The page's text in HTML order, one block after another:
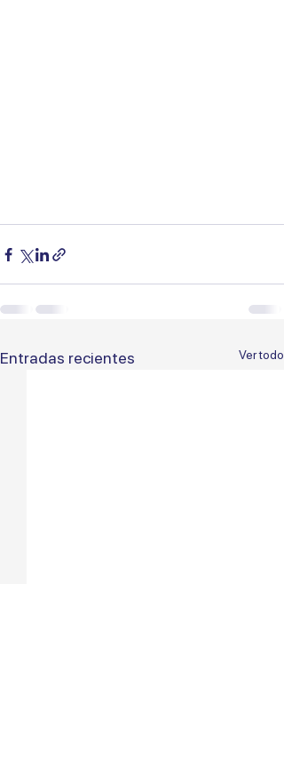
Entradas recientes Ver todo